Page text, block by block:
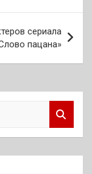
сериала
пацана»